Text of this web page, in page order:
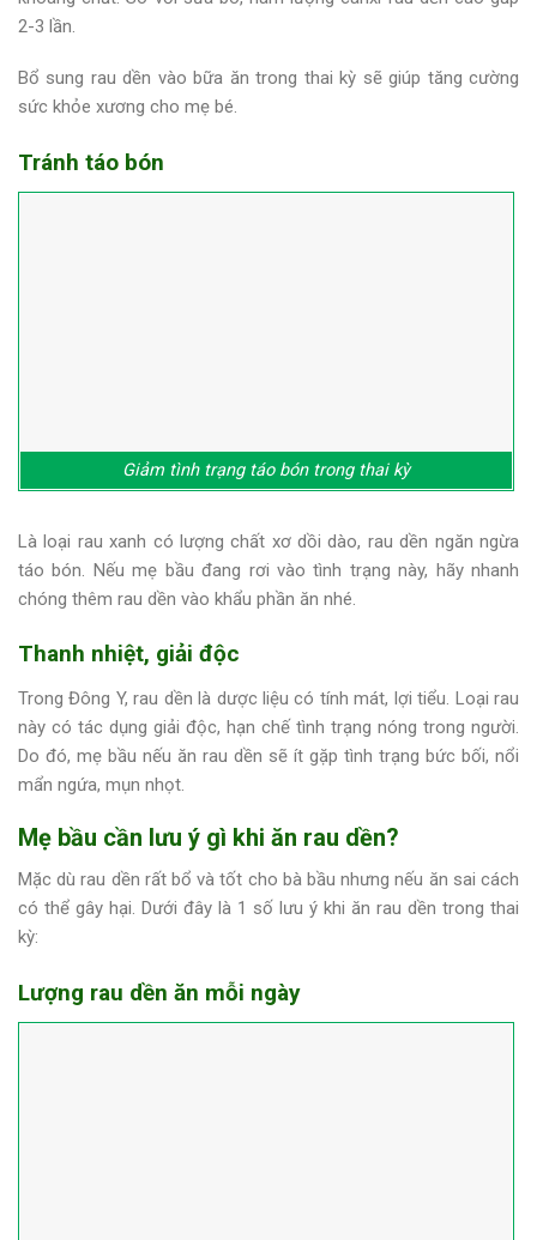
2-3 lần.
Bổ sung rau dền vào bữa ăn trong thai kỳ sẽ giúp tăng cường
sức khỏe xương cho mẹ bé.
Tránh táo bón
Giảm tình trạng táo bón trong thai kỳ
Là loại rau xanh có lượng chất xơ dồi dào, rau dền ngăn ngừa
táo bón. Nếu mẹ bầu đang rơi vào tình trạng này, hãy nhanh
chóng thêm rau dền vào khẩu phần ăn nhé.
Thanh nhiệt, giải độc
Trong Đông Y, rau dền là dược liệu có tính mát, lợi tiểu. Loại rau
này có tác dụng giải độc, hạn chế tình trạng nóng trong người.
Do đó, mẹ bầu nếu ăn rau dền sẽ ít gặp tình trạng bức bối, nổi
mẩn ngứa, mụn nhọt.
Mẹ bầu cần lưu ý gì khi ăn rau dền?
Mặc dù rau dền rất bổ và tốt cho bà bầu nhưng nếu ăn sai cách
có thể gây hại. Dưới đây là 1 số lưu ý khi ăn rau dền trong thai
kỳ:
Lượng rau dền ăn mỗi ngày